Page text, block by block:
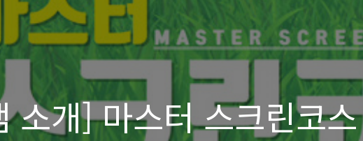
소개] 마스터 스크린코스